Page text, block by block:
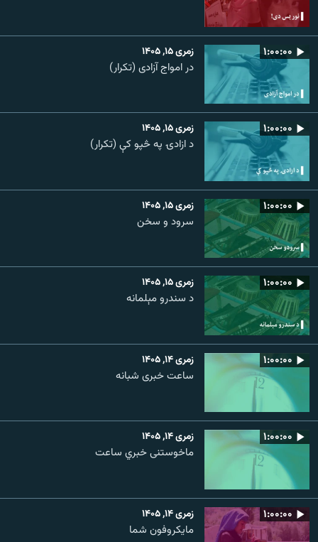
۱:۰۰:۰۰ زمری ۱۵, ۱۴۰۵
در امواج آزادی (تکرار)
۱:۰۰:۰۰ زمری ۱۵, ۱۴۰۵
د ازادۍ په څپو کې (تکرار)
۱:۰۰:۰۰ زمری ۱۵, ۱۴۰۵
سرود و سخن
۱:۰۰:۰۰ زمری ۱۵, ۱۴۰۵
د سندرو مېلمانه
۱:۰۰:۰۰ زمری ۱۴, ۱۴۰۵
ساعت خبری شبانه
۱:۰۰:۰۰ زمری ۱۴, ۱۴۰۵
ماخوستنی خبري ساعت
۱:۰۰:۰۰ زمری ۱۴, ۱۴۰۵
مایکروفون شما